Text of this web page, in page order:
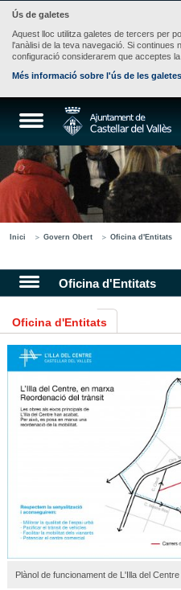
Ús de galetes
Aquest lloc utilitza galetes de tercers per
l'anàlisi de la teva navegació. Si continues
configuració considerarem que acceptes la
Més informació sobre l'ús de les galetes
Inici Govern Obert Oficina d'Entitats
Oficina d'Entitats
Oficina d'Entitats
Plànol de funcionament de L'Illa del Centre